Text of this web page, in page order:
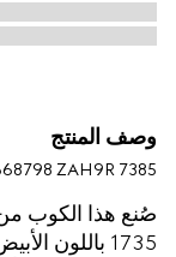
وصف المنتج
ZAH9R 7385
1735 باللون